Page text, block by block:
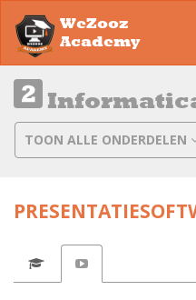
WeZooz
Academy
TOON ALLE ONDERDELEN